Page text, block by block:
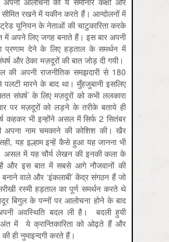
सीमित रखने में यकीन करते हैं। आन्दोलनों में
यूनियन के नेताओं की चाटुकारिता करके
में अपने लिए जगह बनाते हैं। इस बार अपनी
का प्रणाम देने के लिए हड़ताल के समर्थन में
और ठेका मज़दूरों की बात जोड़ दी गयी।
की अपनी राजनीतिक समझदारी से 180
पलटी मारने के बाद था। मुँहजुबानी इसलिए
संघर्ष’ के लिए मज़दूरों को कभी ललकारा
पर मज़दूरों को लड़ने के तरीके बताये ही
कहकर भी इन्होंने असल में सिर्फ 2 सितंबर
अपना नाम चमकाने की कोशिश की। खैर
यह इल्हाम इन्हें कैसे हुआ यह जानना भी
असल में यह चौर्य लेखन की इनकी कला के
है और इस बात में सबसे आगे नौजवानों की
बनाने वाले और ‘इंकलाबी’ केंद्र संगठन हैं जो
रस्मी हड़ताल का पूर्ण समर्थन करते थे
बिगुल के पन्नों पर आलोचना होने के बाद
अवस्थिति बदल ली है। बदली हुयी
में ये क्रान्तिकारिता को ओढ़ते हैं और
की ही नुमाइन्दगी करते हैं।